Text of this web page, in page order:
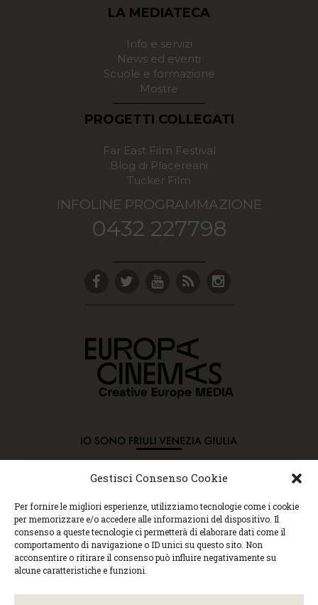
Gestisci Consenso Cookie
Per fornire le migliori esperienze, utilizziamo tecnologie come i cookie
per memorizzare e/o accedere alle informazioni del dispositivo. Il
consenso a queste tecnologie ci permetterà di elaborare dati come il
comportamento di navigazione o ID unici su questo sito. Non
acconsentire o ritirare il consenso può influire negativamente su
alcune caratteristiche e funzioni.
LA MEDIATECA
Info e servizi
News ed eventi
Scuole e formazione
Mostre
PROGETTI COLLEGATI
Far East Film Festival
Blog di Placereani
Tucker Film
INFOLINE PROGRAMMAZIONE
0432 227798
Copyright © 2015 Cec, Tutti i diritti riservati. Nessun
contenuto può essere copiato o manipolato. Accedendo al
sito approvi la Policy sulla privacy e la Policy sui
contenuti.
Centro espressioni cinematografiche, via Villalta, 24 |
33100 Udine | tel. 0432 299545 | P.Iva 01295290306 |
cec@cecudine.org